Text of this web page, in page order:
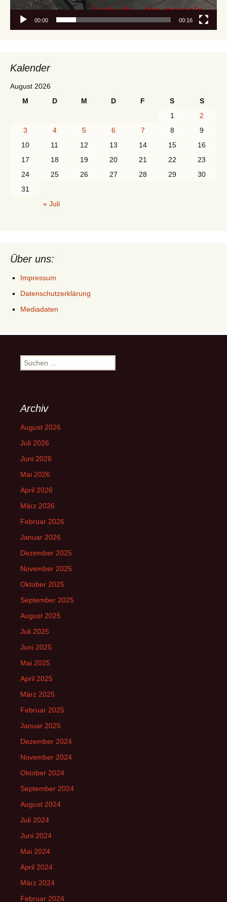
00:00 00:16
Kalender
August 2026
M
D M D F S
S
1
2
3
4 5 6 7 8
9
10
11 12 13 14 15
16
17
18 19 20 21 22
23
24
25 26 27 28 29
30
31
« Juli
Über uns:
Impressum
Datenschutzerklärung
Mediadaten
Suchen
nach:
Archiv
August 2026
Juli 2026
Juni 2026
Mai 2026
April 2026
März 2026
Februar 2026
Januar 2026
Dezember 2025
November 2025
Oktober 2025
September 2025
August 2025
Juli 2025
Juni 2025
Mai 2025
April 2025
März 2025
Februar 2025
Januar 2025
Dezember 2024
November 2024
Oktober 2024
September 2024
August 2024
Juli 2024
Juni 2024
Mai 2024
April 2024
März 2024
Februar 2024